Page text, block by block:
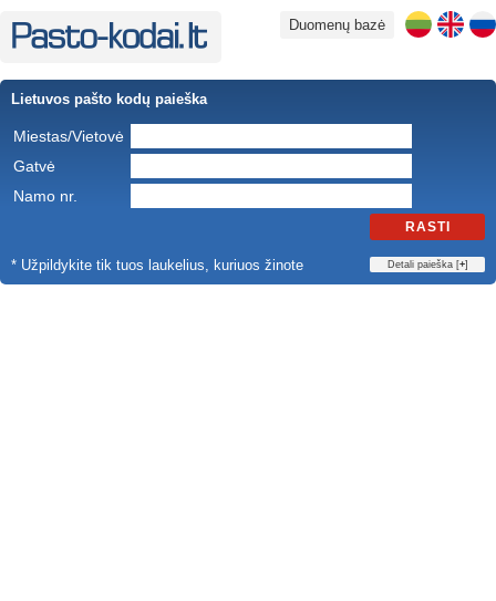
Duomenų bazė
Lietuvos pašto kodų paieška
Miestas/Vietovė
Gatvė
Namo nr.
RASTI
* Užpildykite tik tuos laukelius, kuriuos žinote Detali paieška [+]